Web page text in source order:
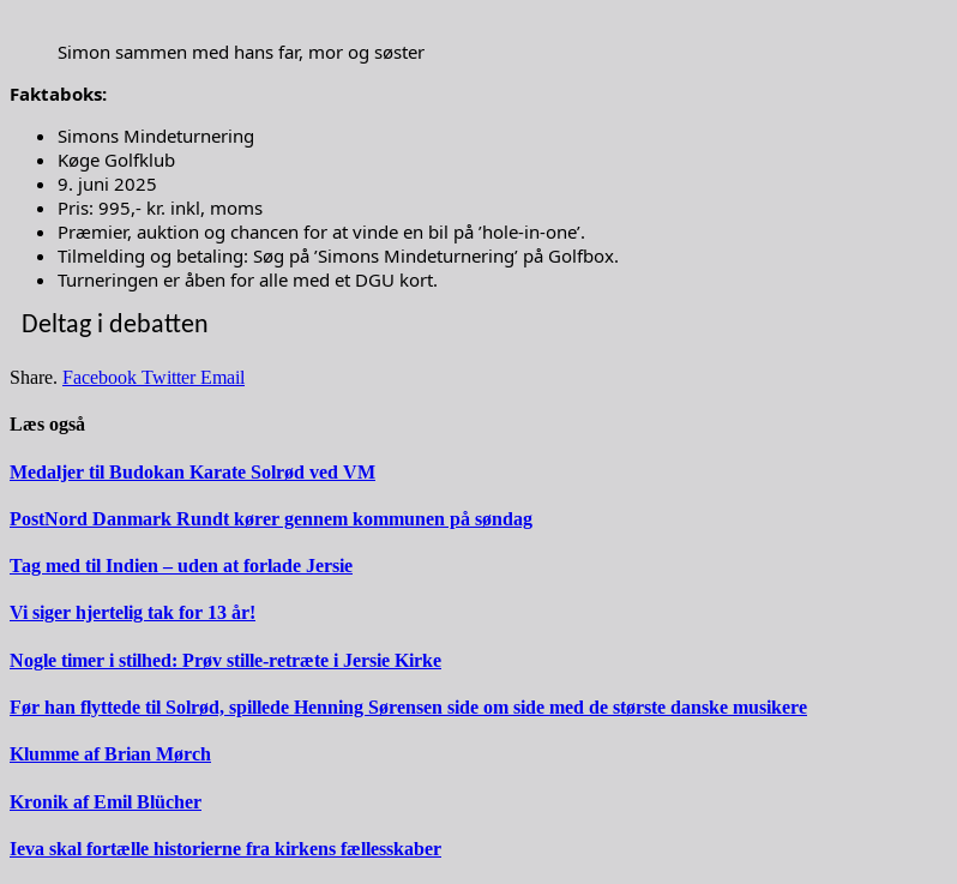
Simon sammen med hans far, mor og søster
Faktaboks:
Simons Mindeturnering
Køge Golfklub
9. juni 2025
Pris: 995,- kr. inkl, moms
Præmier, auktion og chancen for at vinde en bil på ’hole-in-one’.
Tilmelding og betaling: Søg på ’Simons Mindeturnering’ på Golfbox.
Turneringen er åben for alle med et DGU kort.
Deltag i debatten
Share. Facebook Twitter Email
Læs også
Medaljer til Budokan Karate Solrød ved VM
PostNord Danmark Rundt kører gennem kommunen på søndag
Tag med til Indien – uden at forlade Jersie
Vi siger hjertelig tak for 13 år!
Nogle timer i stilhed: Prøv stille-retræte i Jersie Kirke
Før han flyttede til Solrød, spillede Henning Sørensen side om side med de største danske musikere
Klumme af Brian Mørch
Kronik af Emil Blücher
Ieva skal fortælle historierne fra kirkens fællesskaber